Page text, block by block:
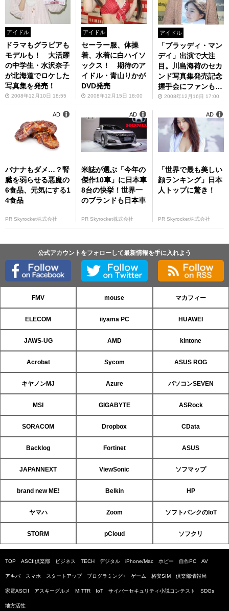
アイドル
ドラマもグラビアも
モデルも！ 大活躍
の中学生・水沢奈子
が北海道でロケした
写真集を発売！
2008年12月10日 18:55
アイドル
セーラー服、体操
着、水着に白ハイソ
ックス！ 期待のア
イドル・青山りかが
DVD発売
2008年12月15日 18:00
アイドル
「ブラッディ・マン
デイ」出演で大注
目。川島海荷のセカ
ンド写真集発売記念
握手会にファンも殺
到2008年12月16日 17:00
バナナもダメ…？腎
臓を弱らせる悪魔の
6食品、元気にする1
4食品
PR Skyrocket株式会社
AD
米誌が選ぶ「今年の
傑作10車」に日本車
8台の快挙！世界一
のブランドも日本車
PR Skyrocket株式会社
AD
「世界で最も美しい
顔ランキング」日本
人トップに驚き！
PR Skyrocket株式会社
AD
公式アカウントをフォローして最新情報を手に入れよう
FMV mouse マカフィー
ELECOM iiyama PC HUAWEI
JAWS-UG AMD kintone
Acrobat Sycom ASUS ROG
キヤノンMJ Azure パソコンSEVEN
MSI GIGABYTE ASRock
SORACOM Dropbox CData
Backlog Fortinet ASUS
JAPANNEXT ViewSonic ソフマップ
brand new ME! Belkin HP
ヤマハ Zoom ソフトバンクのIoT
STORM pCloud ソフクリ
TOP ASCII倶楽部 ビジネス TECH デジタル iPhone/Mac ホビー 自作PC AV
アキバ スマホ スタートアップ プログラミング+ ゲーム 格安SIM 倶楽部情報局
家電ASCII アスキーグルメ MITTR IoT サイバーセキュリティ小説コンテスト SDGs
地方活性